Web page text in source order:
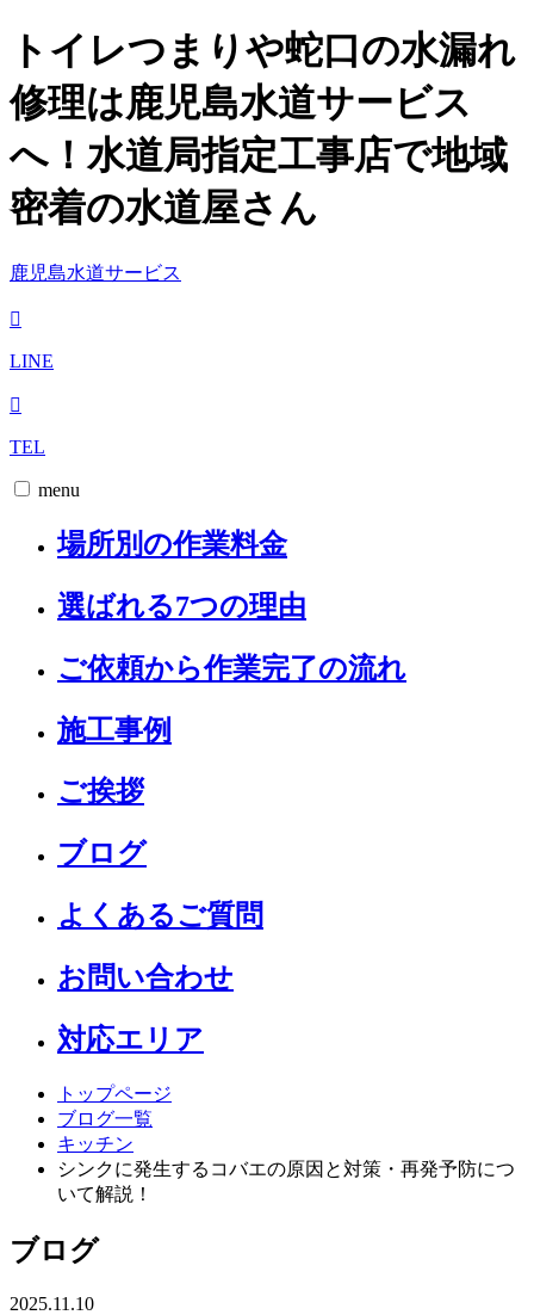
トイレつまりや蛇口の水漏れ
修理は鹿児島水道サービス
へ！水道局指定工事店で地域
密着の水道屋さん
鹿児島水道サービス
LINE
TEL
menu
場所別の作業料金
選ばれる7つの理由
ご依頼から作業完了の流れ
施工事例
ご挨拶
ブログ
よくあるご質問
お問い合わせ
対応エリア
トップページ
ブログ一覧
キッチン
シンクに発生するコバエの原因と対策・再発予防につ
いて解説！
ブログ
2025.11.10